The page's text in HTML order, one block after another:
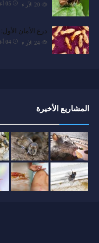
05 أغسطس 26 الآراء
درع الأمان
04 أغسطس 26 الآراء
المشاريع الأخيرة